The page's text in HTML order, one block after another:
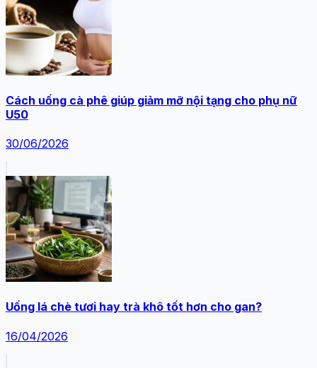
Cách uống cà phê giúp giảm mỡ nội tạng cho phụ nữ
U50
30/06/2026
Uống lá chè tươi hay trà khô tốt hơn cho gan?
16/04/2026